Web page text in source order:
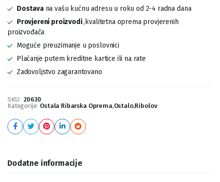
Dostavana vašu kućnu adresu u roku od 2-4 radna dana
Provjereni proizvodi,kvalitetna oprema provjerenih
proizvođača
Moguće preuzimanje u poslovnici
Plaćanje putem kreditne kartice ili na rate
Zadovoljstvo zagarantovano
SKU: 20630
Kategorije: Ostala Ribarska Oprema,Ostalo,Ribolov
Dodatne informacije